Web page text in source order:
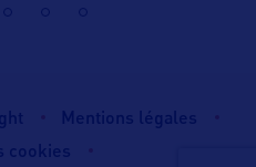
Mentions légales
cookies